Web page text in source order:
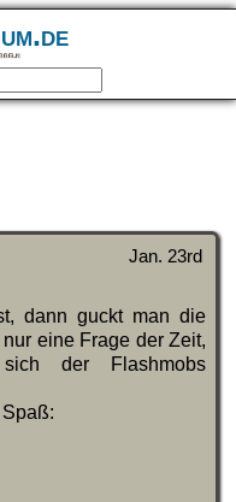
Jan. 23rd
dann guckt man die
eine Frage der Zeit,
der Flashmobs